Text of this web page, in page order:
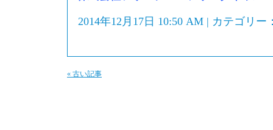
2014年12月17日 10:50 AM | カテゴリー
« 古い記事